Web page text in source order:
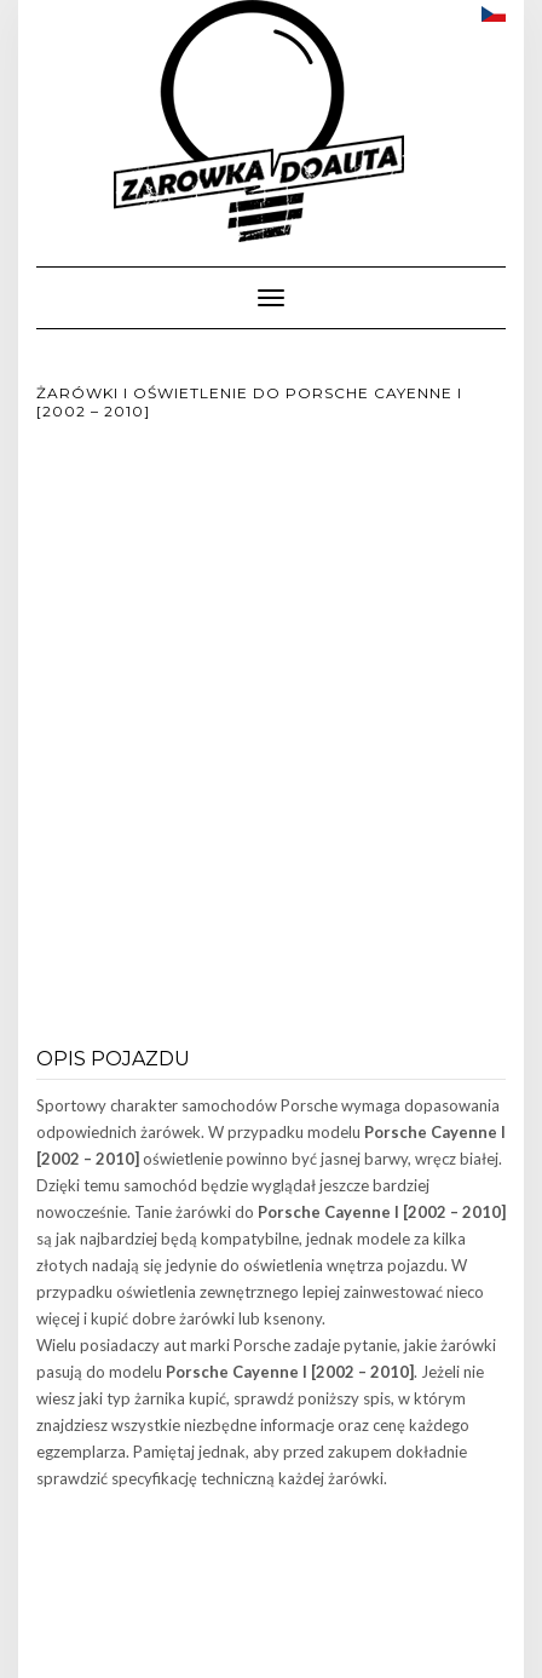
Toggle
Navigation
ŻARÓWKI I OŚWIETLENIE DO PORSCHE CAYENNE I
[2002 – 2010]
OPIS POJAZDU
Sportowy charakter samochodów Porsche wymaga dopasowania
odpowiednich żarówek. W przypadku modelu Porsche Cayenne I
[2002 – 2010] oświetlenie powinno być jasnej barwy, wręcz białej.
Dzięki temu samochód będzie wyglądał jeszcze bardziej
nowocześnie. Tanie żarówki do Porsche Cayenne I [2002 – 2010]
są jak najbardziej będą kompatybilne, jednak modele za kilka
złotych nadają się jedynie do oświetlenia wnętrza pojazdu. W
przypadku oświetlenia zewnętrznego lepiej zainwestować nieco
więcej i kupić dobre żarówki lub ksenony.
Wielu posiadaczy aut marki Porsche zadaje pytanie, jakie żarówki
pasują do modelu Porsche Cayenne I [2002 – 2010]. Jeżeli nie
wiesz jaki typ żarnika kupić, sprawdź poniższy spis, w którym
znajdziesz wszystkie niezbędne informacje oraz cenę każdego
egzemplarza. Pamiętaj jednak, aby przed zakupem dokładnie
sprawdzić specyfikację techniczną każdej żarówki.